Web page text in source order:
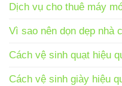
Dịch vụ cho thuê máy
Vì sao nên dọn dẹp nhà
Cách vệ sinh quạt hiệu
Cách vệ sinh giày hiệu